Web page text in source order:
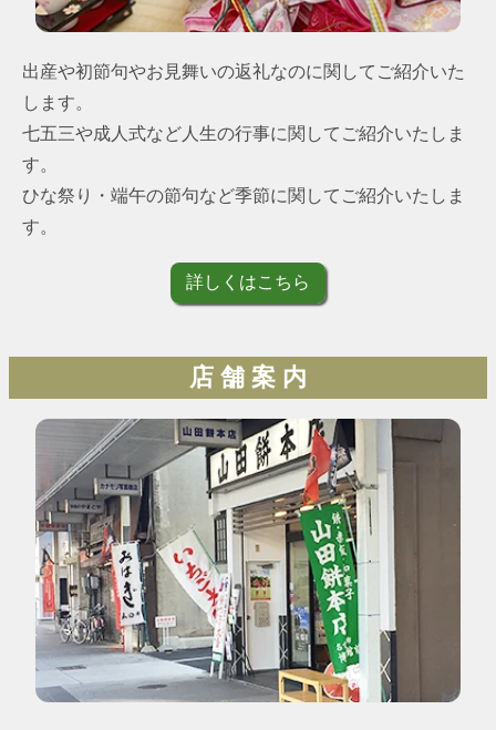
出産や初節句やお見舞いの返礼なのに関してご紹介いた
します。
七五三や成人式など人生の行事に関してご紹介いたしま
す。
ひな祭り・端午の節句など季節に関してご紹介いたしま
す。
詳しくはこちら
店 舗 案 内